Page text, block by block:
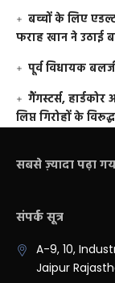
बच्चों के लिए
फराह खान ने उठाई
पूर्व विधायक
गैंगस्टर्स,
लिप्त गिरोहों के
सबसे ज़्यादा पढ़ा
संपर्क सूत्र
A-9, 10,
Jaipur